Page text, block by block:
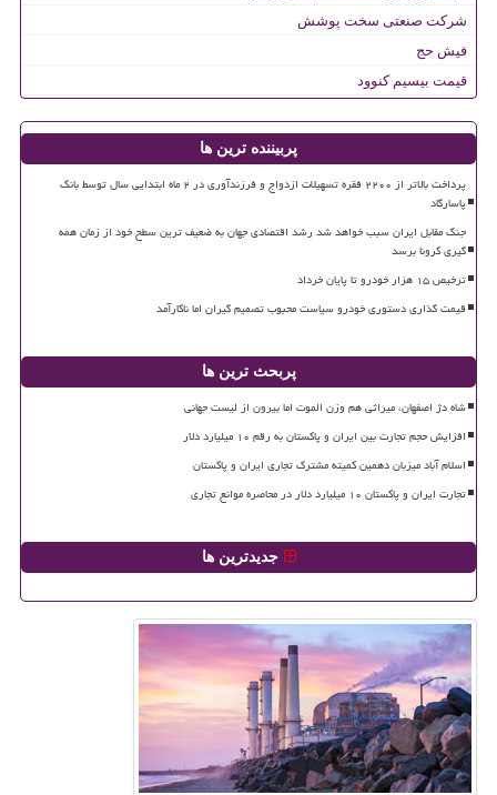
شرکت صنعتی سخت پوشش
فیش حج
قیمت بیسیم کنوود
پربیننده ترین ها
پرداخت بالاتر از ۲۲۰۰ فقره تسهیلات ازدواج و فرزندآوری در ۲ ماه ابتدایی سال توسط بانک
پاسارگاد
جنگ مقابل ایران سبب خواهد شد رشد اقتصادی جهان به ضعیف ترین سطح خود از زمان همه
گیری کرونا برسد
ترخیص ۱۵ هزار خودرو تا پایان خرداد
قیمت گذاری دستوری خودرو سیاست محبوب تصمیم گیران اما ناکارآمد
پربحث ترین ها
شاه دژ اصفهان، میراثی هم وزن الموت اما بیرون از لیست جهانی
افزایش حجم تجارت بین ایران و پاکستان به رقم ۱۰ میلیارد دلار
اسلام آباد میزبان دهمین کمیته مشترک تجاری ایران و پاکستان
تجارت ایران و پاکستان ۱۰ میلیارد دلار در محاصره موانع تجاری
جدیدترین ها